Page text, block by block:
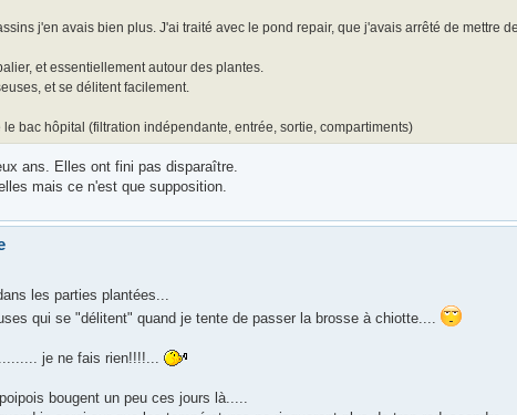
j'en avais bien plus. J'ai traité avec le pond repair, que j'avais arrêté de mettre
et essentiellement autour des plantes.
et se délitent facilement.
bac hôpital (filtration indépendante, entrée, sortie, compartiments)
ans. Elles ont fini pas disparaître.
mais ce n'est que supposition.
les parties plantées...
qui se "délitent" quand je tente de passer la brosse à chiotte....
je ne fais rien!!!!...
bougent un peu ces jours là.....